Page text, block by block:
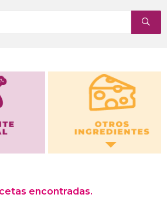
Otros Ingredientes
encontradas.